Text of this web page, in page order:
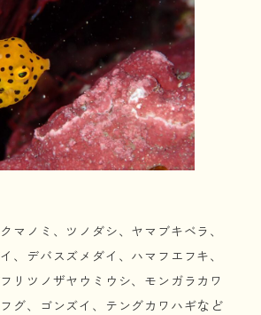
マノミ、ツノダシ、ヤマブキベラ、
、デバスズメダイ、ハマフエフキ、
リツノザヤウミウシ、モンガラカワ
グ、ゴンズイ、テングカワハギなど